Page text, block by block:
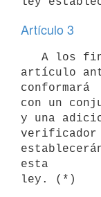
Artículo 3
artículo
conformará
con un
y una
verificador
esta